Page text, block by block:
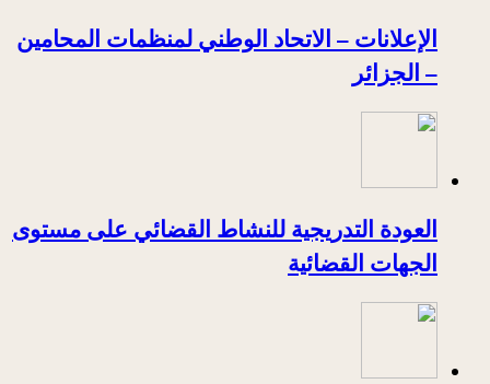
الإعلانات – الاتحاد الوطني لمنظمات المحامين
– الجزائر
العودة التدريجية للنشاط القضائي على مستوى
الجهات القضائية